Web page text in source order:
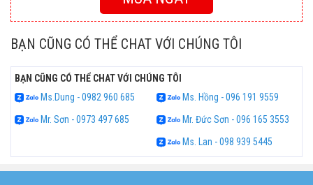
BẠN CŨNG CÓ THỂ CHAT VỚI CHÚNG TÔI
BẠN CŨNG CÓ THỂ CHAT VỚI CHÚNG TÔI
Ms.Dung - 0982 960 685
Ms. Hồng - 096 191 9559
Mr. Sơn - 0973 497 685
Mr. Đức Sơn - 096 165 3553
Ms. Lan - 098 939 5445